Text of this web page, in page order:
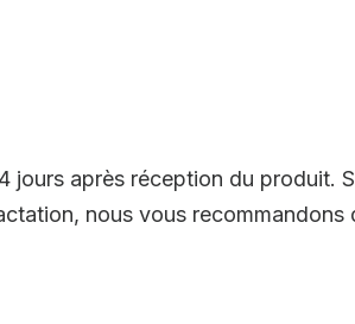
jours après réception du produit.
nous vous recommandons